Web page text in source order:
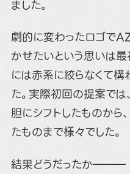
ました。
劇的に変わったロゴで
かせたいという思いは最
には赤系に絞らなくて
た。実際初回の提案で
胆にシフトしたものから
たものまで様々でした。
結果どうだったか―――